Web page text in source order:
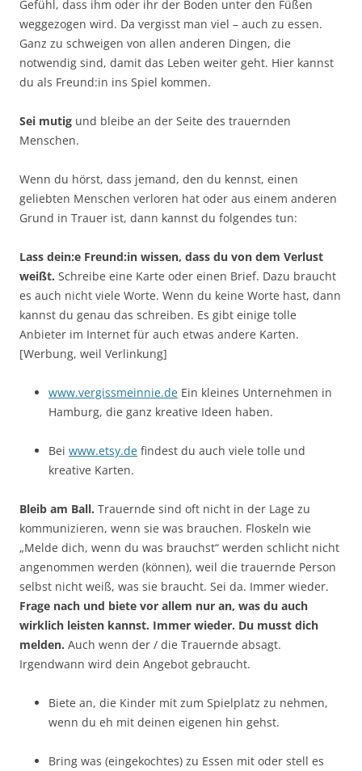
Gefühl, dass ihm oder ihr der Boden unter den Füßen
weggezogen wird. Da vergisst man viel – auch zu essen.
Ganz zu schweigen von allen anderen Dingen, die
notwendig sind, damit das Leben weiter geht. Hier kannst
du als Freund:in ins Spiel kommen.
Sei mutig und bleibe an der Seite des trauernden
Menschen.
Wenn du hörst, dass jemand, den du kennst, einen
geliebten Menschen verloren hat oder aus einem anderen
Grund in Trauer ist, dann kannst du folgendes tun:
Lass dein:e Freund:in wissen, dass du von dem Verlust
weißt. Schreibe eine Karte oder einen Brief. Dazu braucht
es auch nicht viele Worte. Wenn du keine Worte hast, dann
kannst du genau das schreiben. Es gibt einige tolle
Anbieter im Internet für auch etwas andere Karten.
[Werbung, weil Verlinkung]
www.vergissmeinnie.de Ein kleines Unternehmen in
Hamburg, die ganz kreative Ideen haben.
Bei www.etsy.de findest du auch viele tolle und
kreative Karten.
Bleib am Ball. Trauernde sind oft nicht in der Lage zu
kommunizieren, wenn sie was brauchen. Floskeln wie
„Melde dich, wenn du was brauchst“ werden schlicht nicht
angenommen werden (können), weil die trauernde Person
selbst nicht weiß, was sie braucht. Sei da. Immer wieder.
Frage nach und biete vor allem nur an, was du auch
wirklich leisten kannst. Immer wieder. Du musst dich
melden. Auch wenn der / die Trauernde absagt.
Irgendwann wird dein Angebot gebraucht.
Biete an, die Kinder mit zum Spielplatz zu nehmen,
wenn du eh mit deinen eigenen hin gehst.
Bring was (eingekochtes) zu Essen mit oder stell es